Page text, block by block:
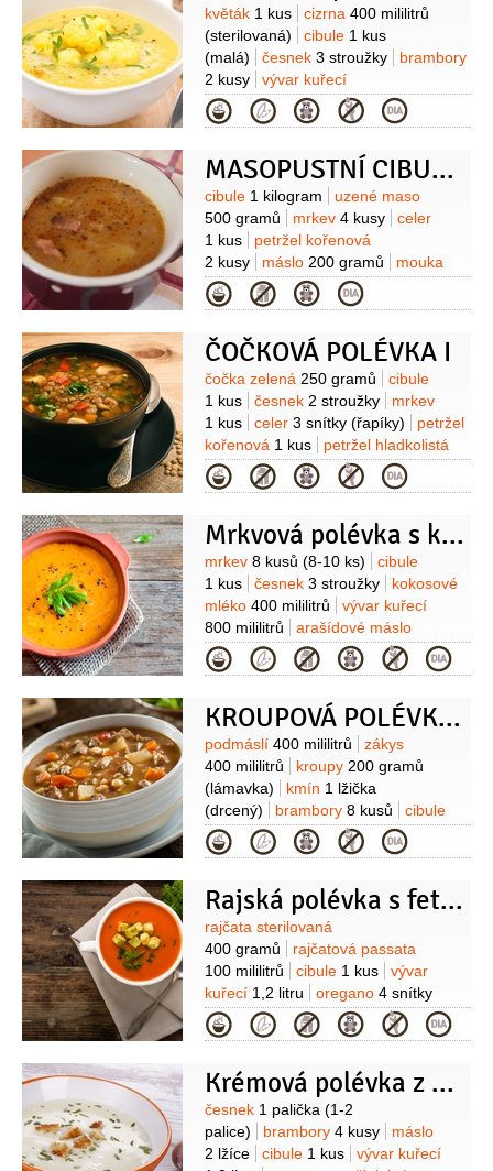
Suroviny
květák 1 kus cizrna 400 mililitrů
(sterilovaná)
cibule 1 kus
(malá)
česnek 3 stroužky
brambory
2 kusy
vývar kuřecí
1,2 litru
smetana 100 mililitrů
římský1 lžička (drcený)
koření chilli
Kategorie
MASOPUSTNÍ CIBULAČKA
Suroviny
cibule 1 kilogram
uzené maso
500 gramů
mrkev 4 kusy
celer
1 kus
petržel kořenová
2 kusy
máslo 200 gramů
mouka
pšeničná hladká
3 lžíce
200 mililitrů
bobkový list1 kus
Kategorie
ČOČKOVÁ POLÉVKA I
Suroviny
čočka zelená 250 gramů
cibule
1 kus
česnek 2 stroužky
mrkev
1 kus
celer 3 snítky (řapíky)
petržel
kořenová 1 kus
petržel hladkolistá
1 hrst
vývar kuřecí2 litry
klobása
150 gramů
Kategorie
Mrkvová polévka s kokosovým mlékem
Suroviny
mrkev 8 kusů (8-10 ks)
cibule
1 kus
česnek 3 stroužky
kokosové
mléko 400 mililitrů
vývar kuřecí
800 mililitrů
arašídové máslo
2 lžíce
kari pasta
1 lžíce
(črvená)
olej řepkový2 lžíce sůl
Kategorie
KROUPOVÁ POLÉVKA S PODMÁSLÍM A ZÁKYSEM
Suroviny
podmáslí 400 mililitrů
zákys
400 mililitrů
kroupy 200 gramů
(lámavka)
kmín 1 lžička
(drcený)
brambory 8 kusů
cibule
1 kus
(malá)
petržel hladkolistá
1 hrst
sůl pepř
Kategorie
Rajská polévka s fetou a krutony
Suroviny
rajčata sterilovaná
400 gramů
rajčatová passata
100 mililitrů
cibule 1 kus
vývar
kuřecí 1,2 litru oregano 4 snítky
(čerstvé)
feta200 gramů
olej
olivový2 lžíce sůl pepř
Kategorie
Krémová polévka z pečeného česneku I
Suroviny
česnek 1 palička (1-2
palice)
brambory 4 kusy
máslo
2 lžíce
cibule 1 kus
vývar kuřecí